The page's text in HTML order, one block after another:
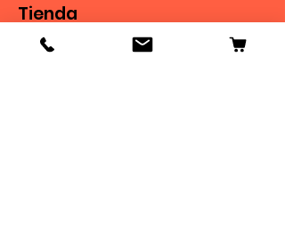
Tienda
Tienda